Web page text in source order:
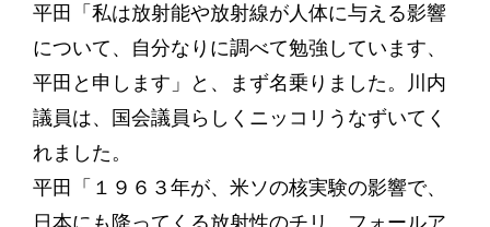
平田「私は放射能や放射線が人体に与える影響
について、自分なりに調べて勉強しています、
平田と申します」と、まず名乗りました。川内
議員は、国会議員らしくニッコリうなずいてく
れました。
平田「１９６３年が、米ソの核実験の影響で、